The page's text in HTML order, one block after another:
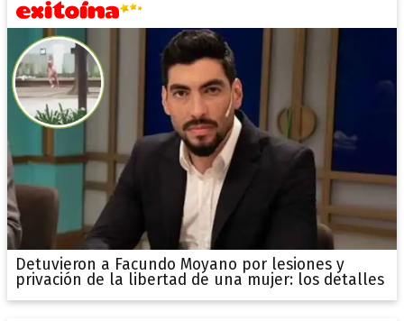
Detuvieron a Facundo Moyano por lesiones y
privación de la libertad de una mujer: los detalles